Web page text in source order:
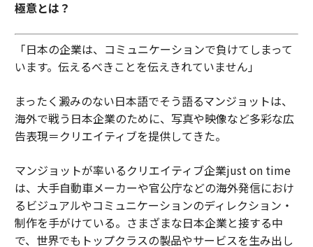
極意とは？
「日本の企業は、コミュニケーションで負けてしまって
います。伝えるべきことを伝えきれていません」
まったく澱みのない日本語でそう語るマンジョットは、
海外で戦う日本企業のために、写真や映像など多彩な広
告表現＝クリエイティブを提供してきた。
マンジョットが率いるクリエイティブ企業just on time
は、大手自動車メーカーや官公庁などの海外発信におけ
るビジュアルやコミュニケーションのディレクション・
制作を手がけている。さまざまな日本企業と接する中
で、世界でもトップクラスの製品やサービスを生み出し